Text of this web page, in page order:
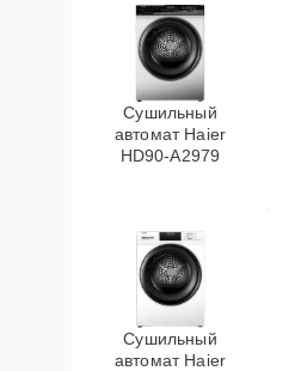
Сушильный
автомат Haier
HD90-A2979
Сушильный
автомат Haier